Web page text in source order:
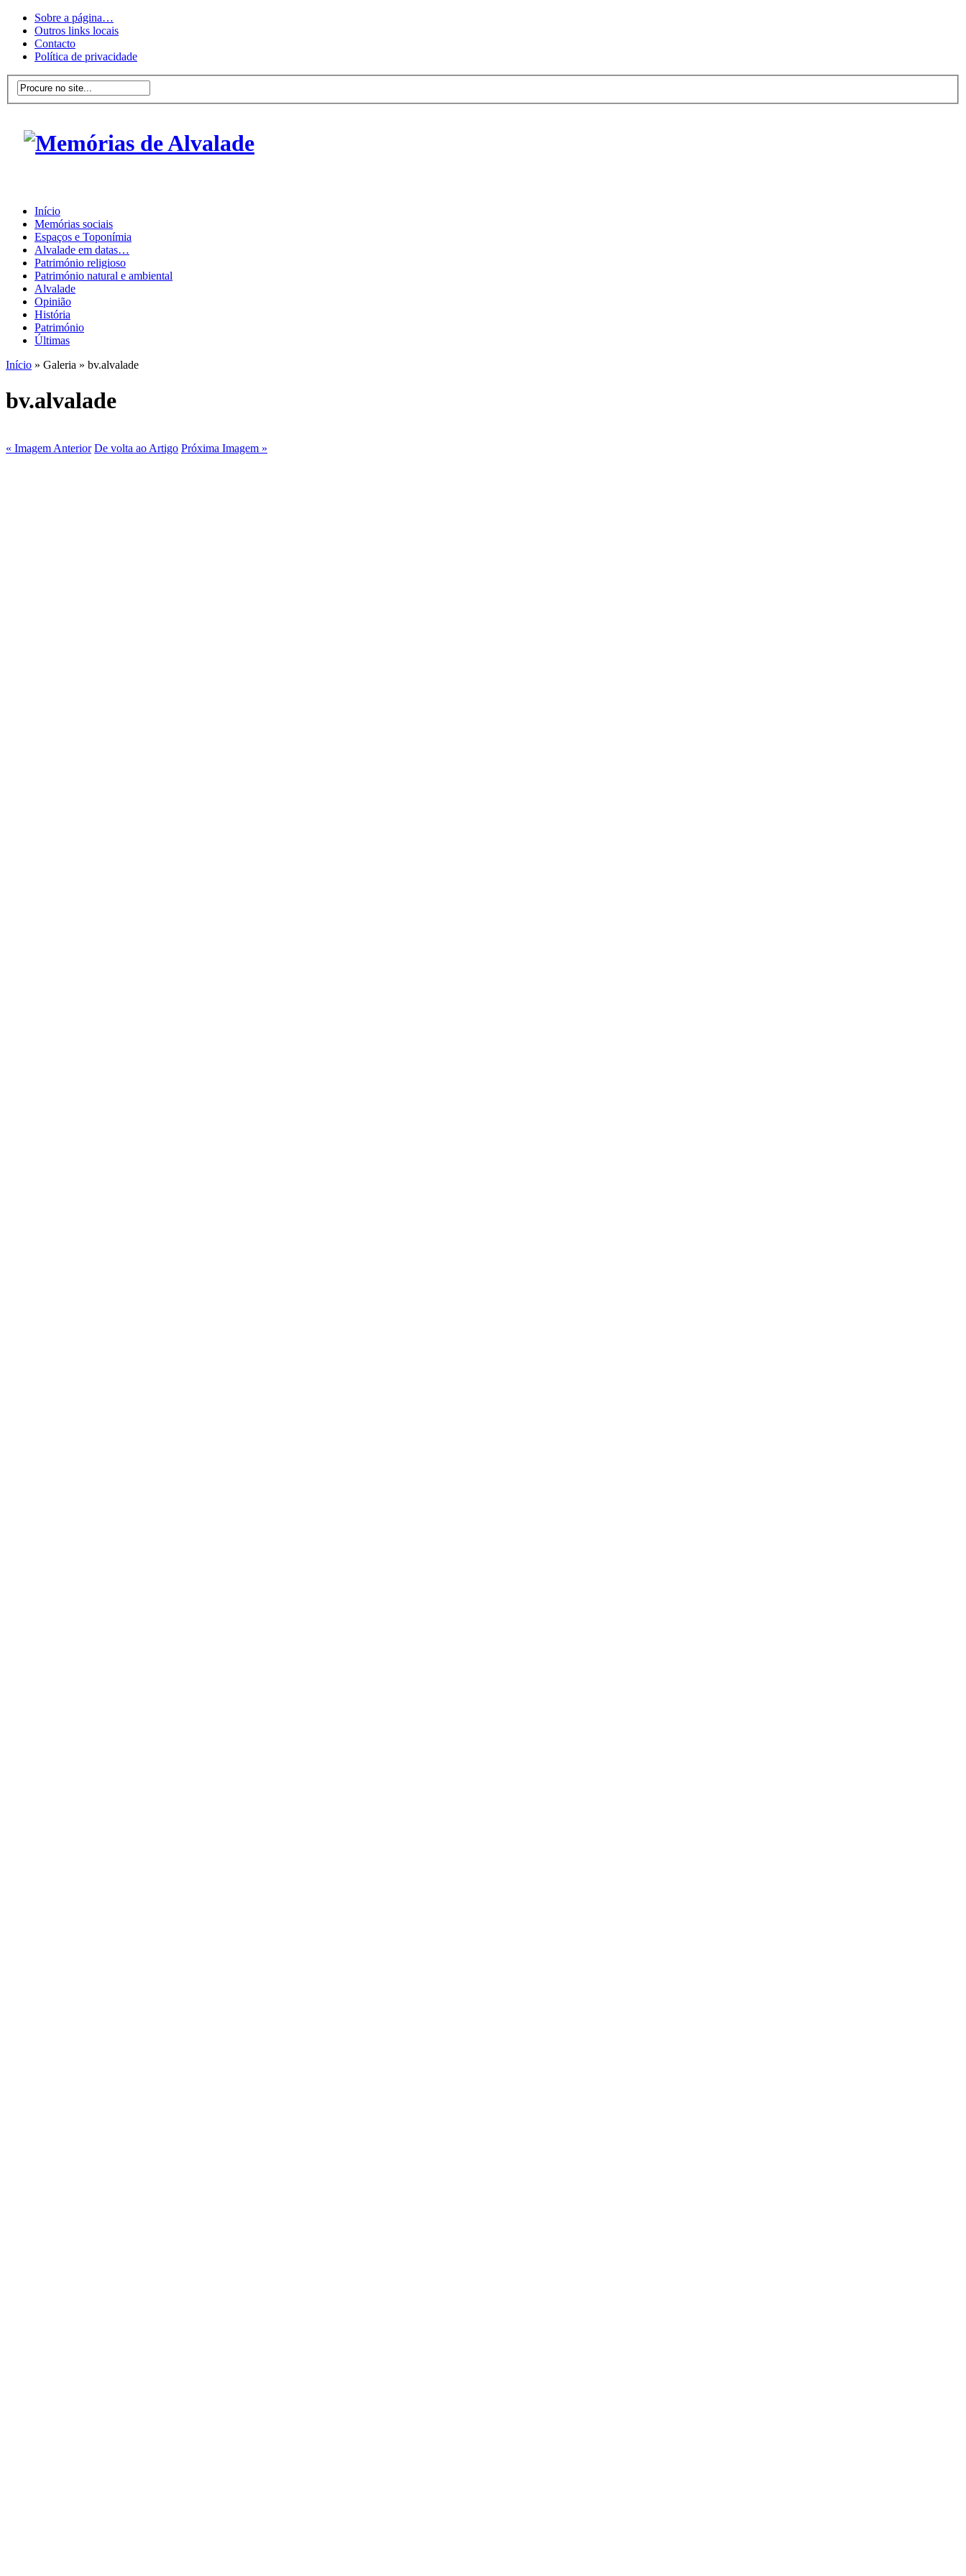
Sobre a página…
Outros links locais
Contacto
Política de privacidade
Início
Memórias sociais
Espaços e Toponímia
Alvalade em datas…
Património religioso
Património natural e ambiental
Alvalade
Opinião
História
Património
Últimas
Início » Galeria » bv.alvalade
bv.alvalade
« Imagem Anterior De volta ao Artigo Próxima Imagem »